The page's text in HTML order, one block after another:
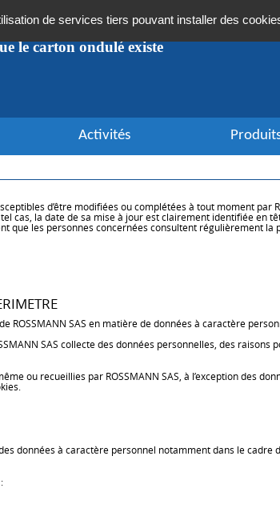
le carton ondulé existe
Activités
d’être modifiées ou complétées à tout moment par
cas, la date de sa mise à jour est clairement identifiée en
que les personnes concernées consultent régulièrement
SAS en matière de données à caractère
SAS collecte des données personnelles, des
ou recueillies par ROSSMANN SAS, à l’exception des
données à caractère personnel notamment dans le
de services tiers pouvant installer des